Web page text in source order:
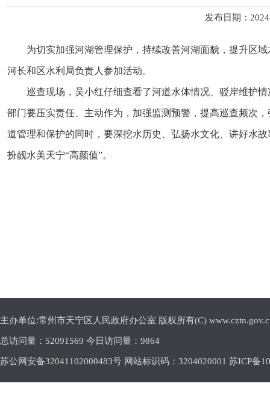
发布日期：
为切实加强河湖管理保护，持续改善河湖面貌，提升区
河长和区水利局负责人参加活动。
巡查现场，吴小红仔细查看了河道水体情况、驳岸维护
部门要压实责任、主动作为，加强监测预警，提高巡查频次
道管理和保护的同时，要深挖水历史、弘扬水文化、讲好水
扮靓水美天宁“高颜值”。
主办单位:常州市天宁区人民政府办公室 版权所有(C)
总访问量： 52091569 今日访问量： 9864
苏公网安备32041102000483号 网站标识码：3204020001 苏ICP备